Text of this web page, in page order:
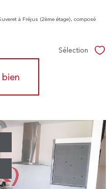
à Fréjus (2ème étage), composé
Sélection